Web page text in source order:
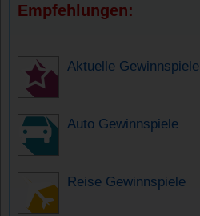
Empfehlungen:
Aktuelle Gewinnspiele
Auto Gewinnspiele
Reise Gewinnspiele